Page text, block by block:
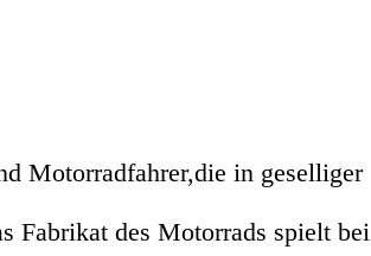
Motorradfahrer,die in geselliger
Fabrikat des Motorrads spielt bei